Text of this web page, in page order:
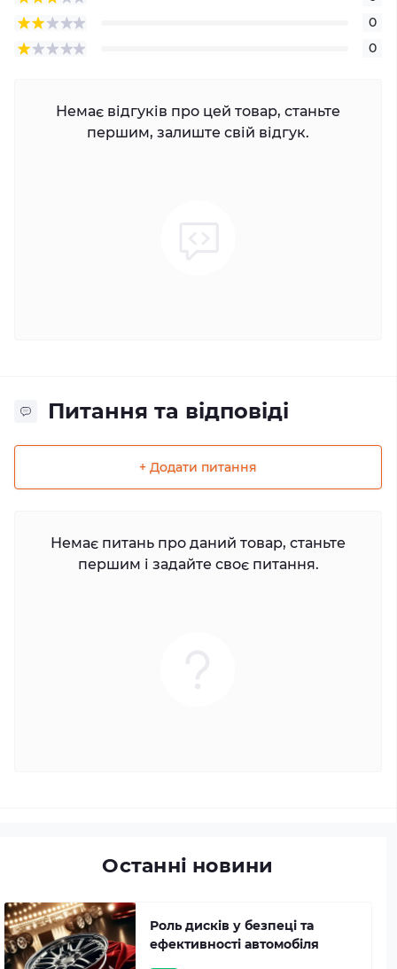
0
0
Немає відгуків про цей товар, станьте
першим, залиште свій відгук.
Питання та відповіді
+ Додати питання
Немає питань про даний товар, станьте
першим і задайте своє питання.
Останні новини
Роль дисків у безпеці та
ефективності автомобіля